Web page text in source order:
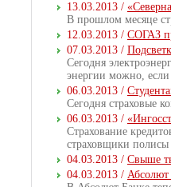
13.03.2013 /
В прошлом месяце
12.03.2013 / СОГАЗ
07.03.2013 /
Сегодня
энергии можно, если
06.03.2013 /
Сегодня страховые
06.03.2013 /
Страхование
страховщики
04.03.2013 / Свыше
04.03.2013 / Абсолют